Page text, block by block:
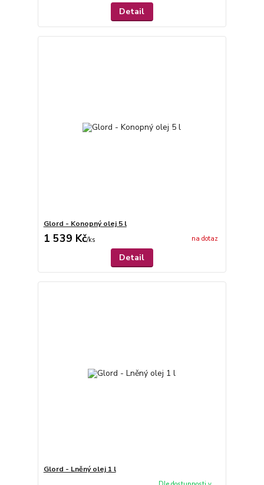
Detail
Glord - Konopný olej 5 l
1 539 Kč/ks na dotaz
Detail
Glord - Lněný olej 1 l